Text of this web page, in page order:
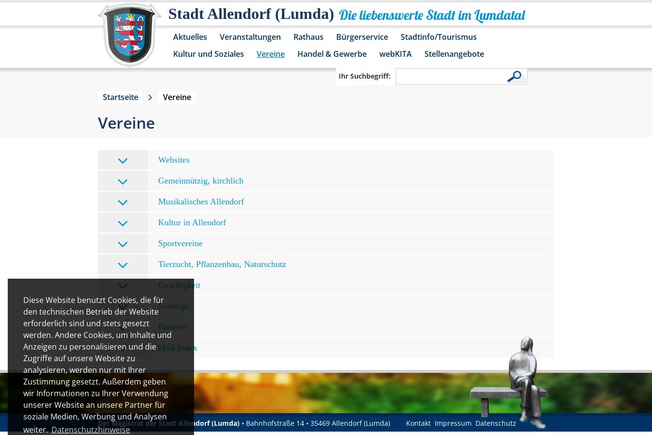
Diese Website benutzt Cookies, die für
den technischen Betrieb der Website
erforderlich sind und stets gesetzt
werden. Andere Cookies, um Inhalte und
Anzeigen zu personalisieren und die
Zugriffe auf unsere Website zu
analysieren, werden nur mit Ihrer
Zustimmung gesetzt. Außerdem geben
wir Informationen zu Ihrer Verwendung
unserer Website an unsere Partner für
soziale Medien, Werbung und Analysen
weiter.Datenschutzhinweise
Stadt Allendorf (Lumda) Die liebenswerte Stadt im Lumdatal
Aktuelles Veranstaltungen Rathaus Bürgerservice
Stadtinfo/Tourismus
Kultur und Soziales
Vereine Handel & Gewerbe webKITA Stellenangebote
Ihr Suchbegriff:
Startseite Vereine
Vereine
Websites
Gemeinnützig, kirchlich
Musikalisches Allendorf
Kultur in Allendorf
Sportvereine
Tierzucht, Pflanzenbau, Naturschutz
Geselligkeit
Sonstige
Parteien
Mail-Index
Der Magistrat der Stadt Allendorf (Lumda) • Bahnhofstraße 14 • 35469 Allendorf (Lumda) Kontakt Impressum Datenschutz